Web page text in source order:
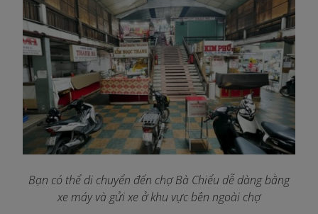
Bạn có thể di chuyển đến chợ Bà Chiểu dễ dàng bằng
xe máy và gửi xe ở khu vực bên ngoài chợ